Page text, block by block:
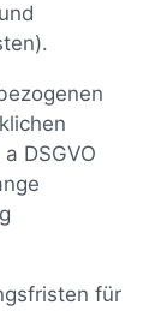
DSGVO
für